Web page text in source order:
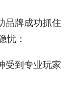
品牌成功抓住
忧：
受到专业玩家